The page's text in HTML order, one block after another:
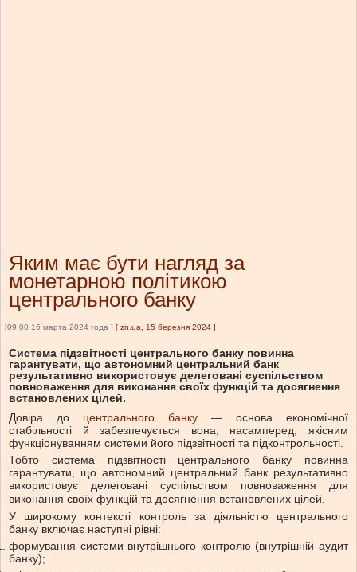
Яким має бути нагляд за
монетарною політикою
центрального банку
[09:00 16 марта 2024 года ] [ zn.ua, 15 березня 2024 ]
Система підзвітності центрального банку повинна
гарантувати, що автономний центральний банк
результативно використовує делеговані суспільством
повноваження для виконання своїх функцій та досягнення
встановлених цілей.
Довіра до центрального банку — основа економічної
стабільності й забезпечується вона, насамперед, якісним
функціонуванням системи його підзвітності та підконтрольності.
Тобто система підзвітності центрального банку повинна
гарантувати, що автономний центральний банк результативно
використовує делеговані суспільством повноваження для
виконання своїх функцій та досягнення встановлених цілей.
У широкому контексті контроль за діяльністю центрального
банку включає наступні рівні:
формування системи внутрішнього контролю (внутрішній аудит
банку);